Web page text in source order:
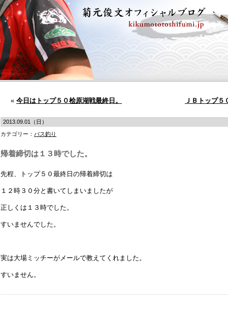
« 今日はトップ５０桧原湖戦最終日。 ＪＢトップ５
2013.09.01（日）
カテゴリー： バス釣り
帰着締切は１３時でした。
先程、トップ５０最終日の帰着締切は
１２時３０分と書いてしまいましたが
正しくは１３時でした。
すいませんでした。
実は大場ミッチーがメールで教えてくれました。
すいません。